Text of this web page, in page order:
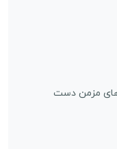
مزمن دست